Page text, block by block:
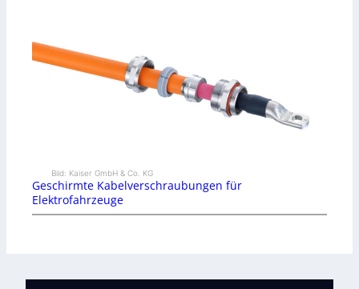
Bild: Kaiser GmbH & Co. KG
Geschirmte Kabelverschraubungen für
Elektrofahrzeuge